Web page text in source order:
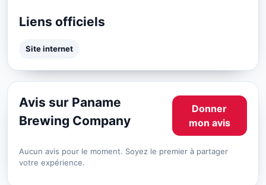
Liens officiels
Site internet
Avis sur Paname
Brewing Company
Donner
mon avis
Aucun avis pour le moment. Soyez le premier à partager
votre expérience.